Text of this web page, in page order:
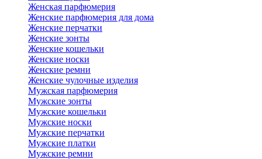
Женская парфюмерия
Женские парфюмерия для дома
Женские перчатки
Женские зонты
Женские кошельки
Женские носки
Женские ремни
Женские чулочные изделия
Мужская парфюмерия
Мужские зонты
Мужские кошельки
Мужские носки
Мужские перчатки
Мужские платки
Мужские ремни